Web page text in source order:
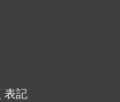
表記